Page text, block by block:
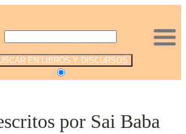
por Sai Baba